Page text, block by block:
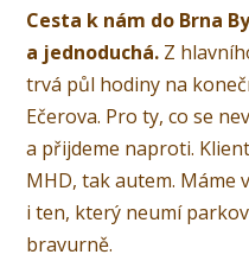
Cesta k nám do Brna
a jednoduchá. Z
trvá půl hodiny na
Ečerova. Pro ty, co se
a přijdeme naproti.
MHD, tak autem. Máme
i ten, který neumí
bravurně.